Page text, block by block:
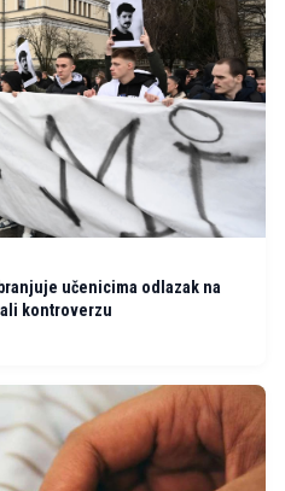
učenicima odlazak na
kontroverzu